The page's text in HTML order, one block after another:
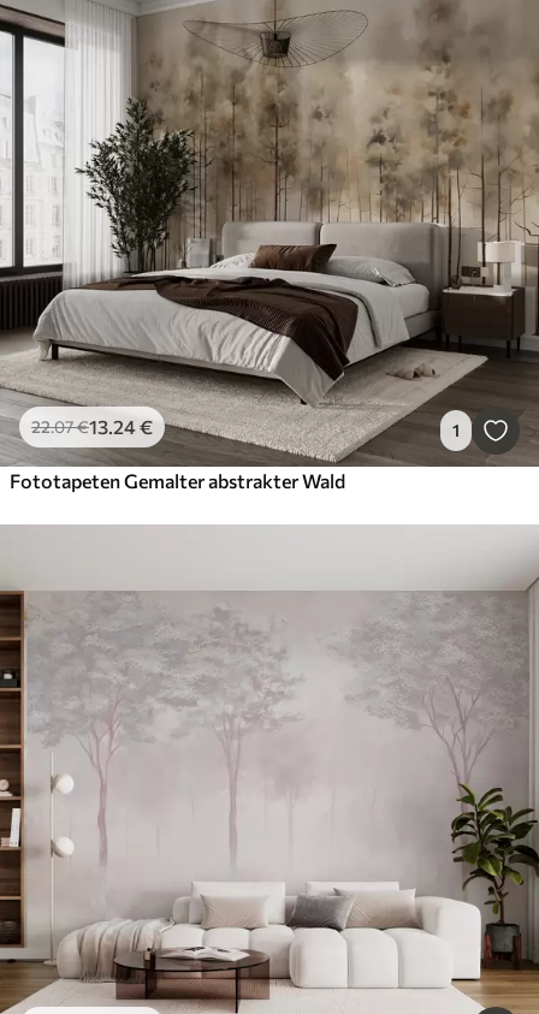
22.07€13.24€ 1
Fototapeten Gemalter abstrakter Wald